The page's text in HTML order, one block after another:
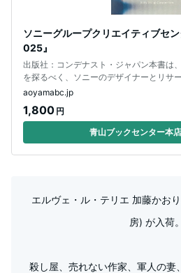
ソニーグループクリエイティブセ
025』
出版社：コンデナスト・ジャパン本書は
を探るべく、ソニーのデザイナーとリサ
aoyamabc.jp
1,800 円
青山ブックセンター本
エルヴェ・ル・テリエ 加藤かお
房) が入荷。
殺し屋、売れない作家、軍人の妻